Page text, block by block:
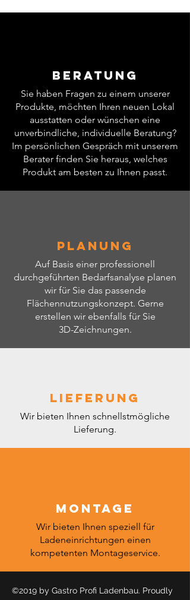
10-13-16-20 mm
Beratung
Sie haben Fragen zu einem unserer
Produkte, möchten Ihren neuen Lokal
ausstatten oder wünschen eine
unverbindliche, individuelle Beratung?
Im persönlichen Gespräch mit unserem
Berater finden Sie heraus, welches
Produkt am besten zu Ihnen passt.
Planung
Auf Basis einer professionell
durchgeführten Bedarfsanalyse planen
wir für Sie das passende
Flächennutzungskonzept. Gerne
erstellen wir ebenfalls für Sie
3D-Zeichnungen.
Lieferung
Wir bieten Ihnen schnellstmögliche
Lieferung.
Montage
Wir bieten Ihnen speziell für
Ladeneinrichtungen einen
kompetenten Montageservice.
©2019 by Gastro Profi Ladenbau. Proudly